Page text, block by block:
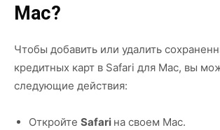
Mac?
Чтобы добавить или удалить
кредитных карт в Safari для Mac, вы
следующие действия:
Откройте Safari на своем Mac.